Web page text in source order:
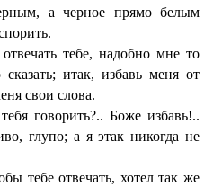
а черное прямо белым
тебе, надобно мне то
итак, избавь меня от
свои слова.
говорить?.. Боже избавь!..
глупо; а я этак никогда не
тебе отвечать, хотел так же